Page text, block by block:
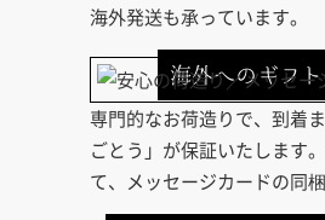
海外へのギフ
海外発送も承っています。
専門的なお荷造りで、到着
ごとう」が保証いたします
て、メッセージカードの同